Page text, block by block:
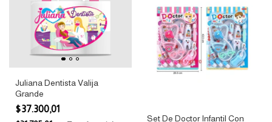
Juliana Dentista Valija
Grande
$37.300,01
Set De Doctor Infantil Con